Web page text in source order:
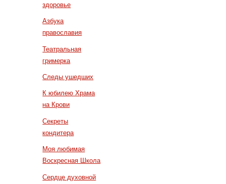
здоровье
Азбука
православия
Театральная
гримерка
Следы ушедших
К юбилею Храма
на Крови
Секреты
кондитера
Моя любимая
Воскресная Школа
Сердце духовной